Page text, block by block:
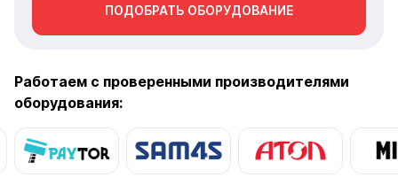
ПОДОБРАТЬ ОБОРУДОВАНИЕ
Работаем с проверенными производителями
оборудования: